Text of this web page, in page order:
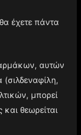
έχετε πάντα
αυτών
(σιλδεναφίλη,
μπορεί
θεωρείται